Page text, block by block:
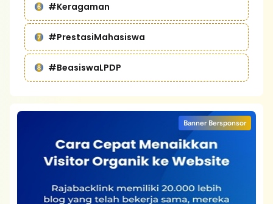
#Keragaman
#PrestasiMahasiswa
#BeasiswaLPDP
Banner Bersponsor